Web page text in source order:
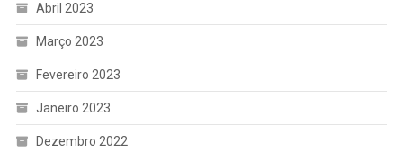
Abril 2023
Março 2023
Fevereiro 2023
Janeiro 2023
Dezembro 2022